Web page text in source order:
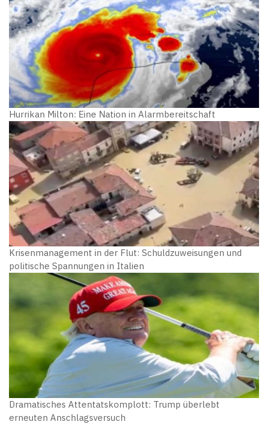
Hurrikan Milton: Eine Nation in Alarmbereitschaft
Krisenmanagement in der Flut: Schuldzuweisungen und
politische Spannungen in Italien
Dramatisches Attentatskomplott: Trump überlebt
erneuten Anschlagsversuch